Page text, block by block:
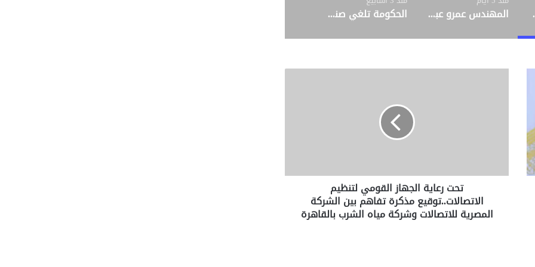
مصر والمنطقة المهندس عمرو عبد الرحمن في حوار خاص مع بودكاست «كن تك»: Next Technology تبني كوادر جاهزة لسوق العمل.. والجاهزية أهم من الكورسات والشهادات الحكومة تلغي صندوق تمويل المساكن رسميًا.. ماذا يعني القرار للمواطنين ومستفيدي الوحدات السكنية؟
ا
تحت رعاية الجهاز القومي لتنظيم
الاتصالات..توقيع مذكرة تفاهم بين الشركة
المصرية للاتصالات وشركة مياه الشرب بالقاهرة